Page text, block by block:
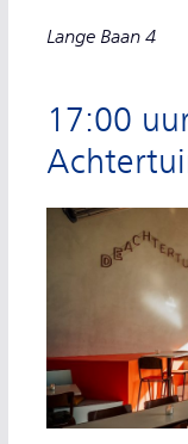
Lange Baan 4
17:00